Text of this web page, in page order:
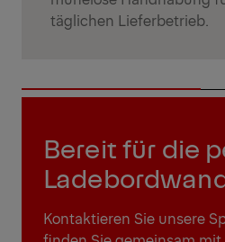
täglichen Lieferbetrieb.
Bereit für die
Kontaktieren Sie unsere